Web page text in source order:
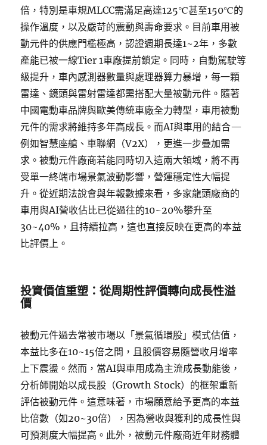
倍，特別是車規MLCC需滿足高達125℃甚至150℃的
操作溫度，以及嚴苛的震動與壽命要求。目前車用被
動元件的供應門檻極高，認證週期長達1~2年，多數
產能已被一線Tier 1車廠提前鎖定。同時，自動駕駛等
級提升，車內感測器數量與處理器算力暴增，每一顆
雷達、鏡頭與雷射雷達都需搭配大量被動元件。隨著
中國電動車品牌與歐美傳統車廠全力轉型，車用被動
元件的需求將維持多年高成長。而AI與車用的結合—
例如智慧座艙、車聯網（V2X），更進一步疊加需
求。被動元件廠商若能同時切入這兩大領域，將不再
受單一終端市場景氣波動影響，營運穩定性大幅提
升。從近期法說會與年報數據來看，多家龍頭廠商的
車用與AI營收佔比已從過往的10~20%攀升至
30~40%，且持續拉高，這也直接反映在更高的本益
比評價上。
投資價值重塑：從周期性評價轉向成長性溢
價
被動元件過去常被市場以「景氣循環股」模式估值，
本益比多在10~15倍之間，且股價容易隨營收月增率
上下震盪。然而，當AI與車用成為主流成長動能後，
分析師開始以成長股（Growth Stock）的框架重新
評估被動元件。這意味著，市場願意給予更高的本益
比倍數（如20~30倍），因為營收與獲利的成長性與
可預測度大幅提高。此外，被動元件廠商近年財務體